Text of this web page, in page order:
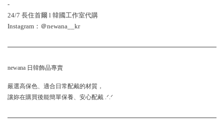
-
24/7 長住首爾 l 韓國工作室代購
Instagram：＠newana__kr
newana 日韓飾品專賣
嚴選高保色、適合日常配戴的材質，
讓妳在購買後能簡單保養、安心配戴 .ᐟ.ᐟ